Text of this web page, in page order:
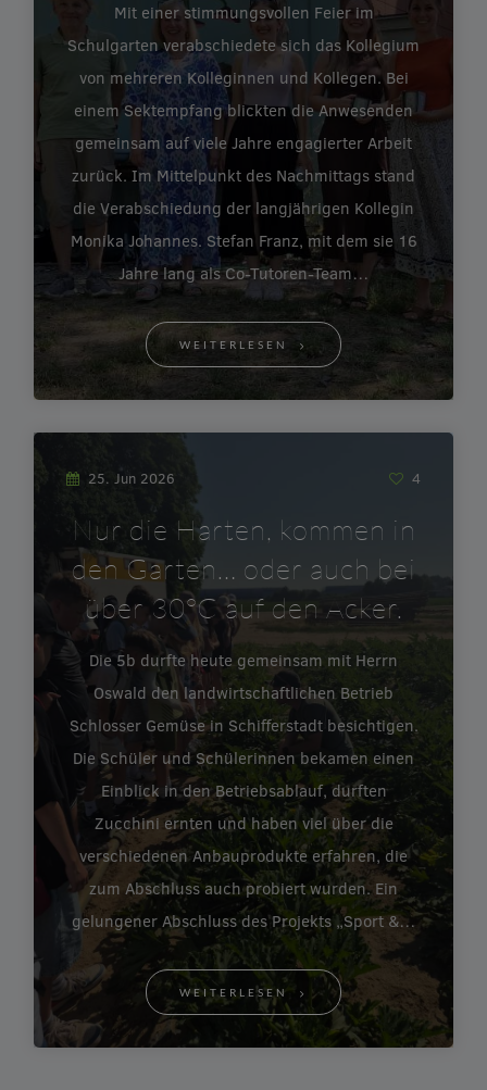
Mit einer stimmungsvollen Feier im
Schulgarten verabschiedete sich das Kollegium
von mehreren Kolleginnen und Kollegen. Bei
einem Sektempfang blickten die Anwesenden
gemeinsam auf viele Jahre engagierter Arbeit
zurück. Im Mittelpunkt des Nachmittags stand
die Verabschiedung der langjährigen Kollegin
Monika Johannes. Stefan Franz, mit dem sie 16
Jahre lang als Co-Tutoren-Team…
WEITERLESEN
25. Jun 2026 4
Nur die Harten, kommen in
den Garten… oder auch bei
über 30°C auf den Acker.
Die 5b durfte heute gemeinsam mit Herrn
Oswald den landwirtschaftlichen Betrieb
Schlosser Gemüse in Schifferstadt besichtigen.
Die Schüler und Schülerinnen bekamen einen
Einblick in den Betriebsablauf, durften
Zucchini ernten und haben viel über die
verschiedenen Anbauprodukte erfahren, die
zum Abschluss auch probiert wurden. Ein
gelungener Abschluss des Projekts „Sport &…
WEITERLESEN